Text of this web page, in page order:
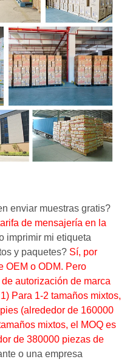
enviar muestras gratis?
de mensajería en la
imprimir mi etiqueta
y paquetes? Sí, por
OEM o ODM. Pero
autorización de marca
1) Para 1-2 tamaños mixtos,
(alrededor de 160000
mixtos, el MOQ es
de 380000 piezas de
o una empresa